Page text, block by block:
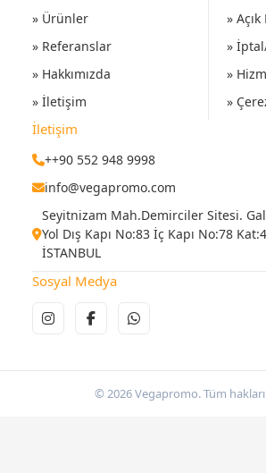
» Ürünler
» Referanslar
» Hakkımızda
» İletişim
»
»
»
»
İletişim
++90 552 948 9998
info@vegapromo.com
Seyitnizam Mah.Demirciler Sitesi.
Yol Dış Kapı No:83 İç Kapı No:78
İSTANBUL
Sosyal Medya
© 2026 Vegapromo. Tüm hakları